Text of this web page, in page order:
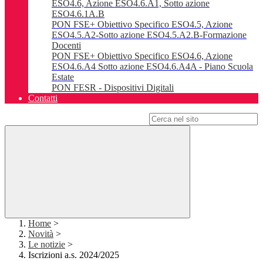
ESO4.6, Azione ESO4.6.A1, Sotto azione
ESO4.6.1A.B
PON FSE+ Obiettivo Specifico ESO4.5, Azione
ESO4.5.A2-Sotto azione ESO4.5.A2.B-Formazione
Docenti
PON FSE+ Obiettivo Specifico ESO4.6, Azione
ESO4.6.A4 Sotto azione ESO4.6.A4A - Piano Scuola
Estate
PON FESR - Dispositivi Digitali
Contatti
Home >
Novità >
Le notizie >
Iscrizioni a.s. 2024/2025